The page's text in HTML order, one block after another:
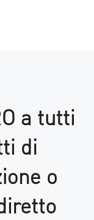
a tutti
di
o